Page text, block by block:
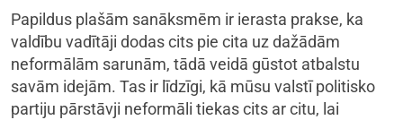
Papildus plašām sanāksmēm ir ierasta prakse, ka
valdību vadītāji dodas cits pie cita uz dažādām
neformālām sarunām, tādā veidā gūstot atbalstu
savām idejām. Tas ir līdzīgi, kā mūsu valstī politisko
partiju pārstāvji neformāli tiekas cits ar citu, lai